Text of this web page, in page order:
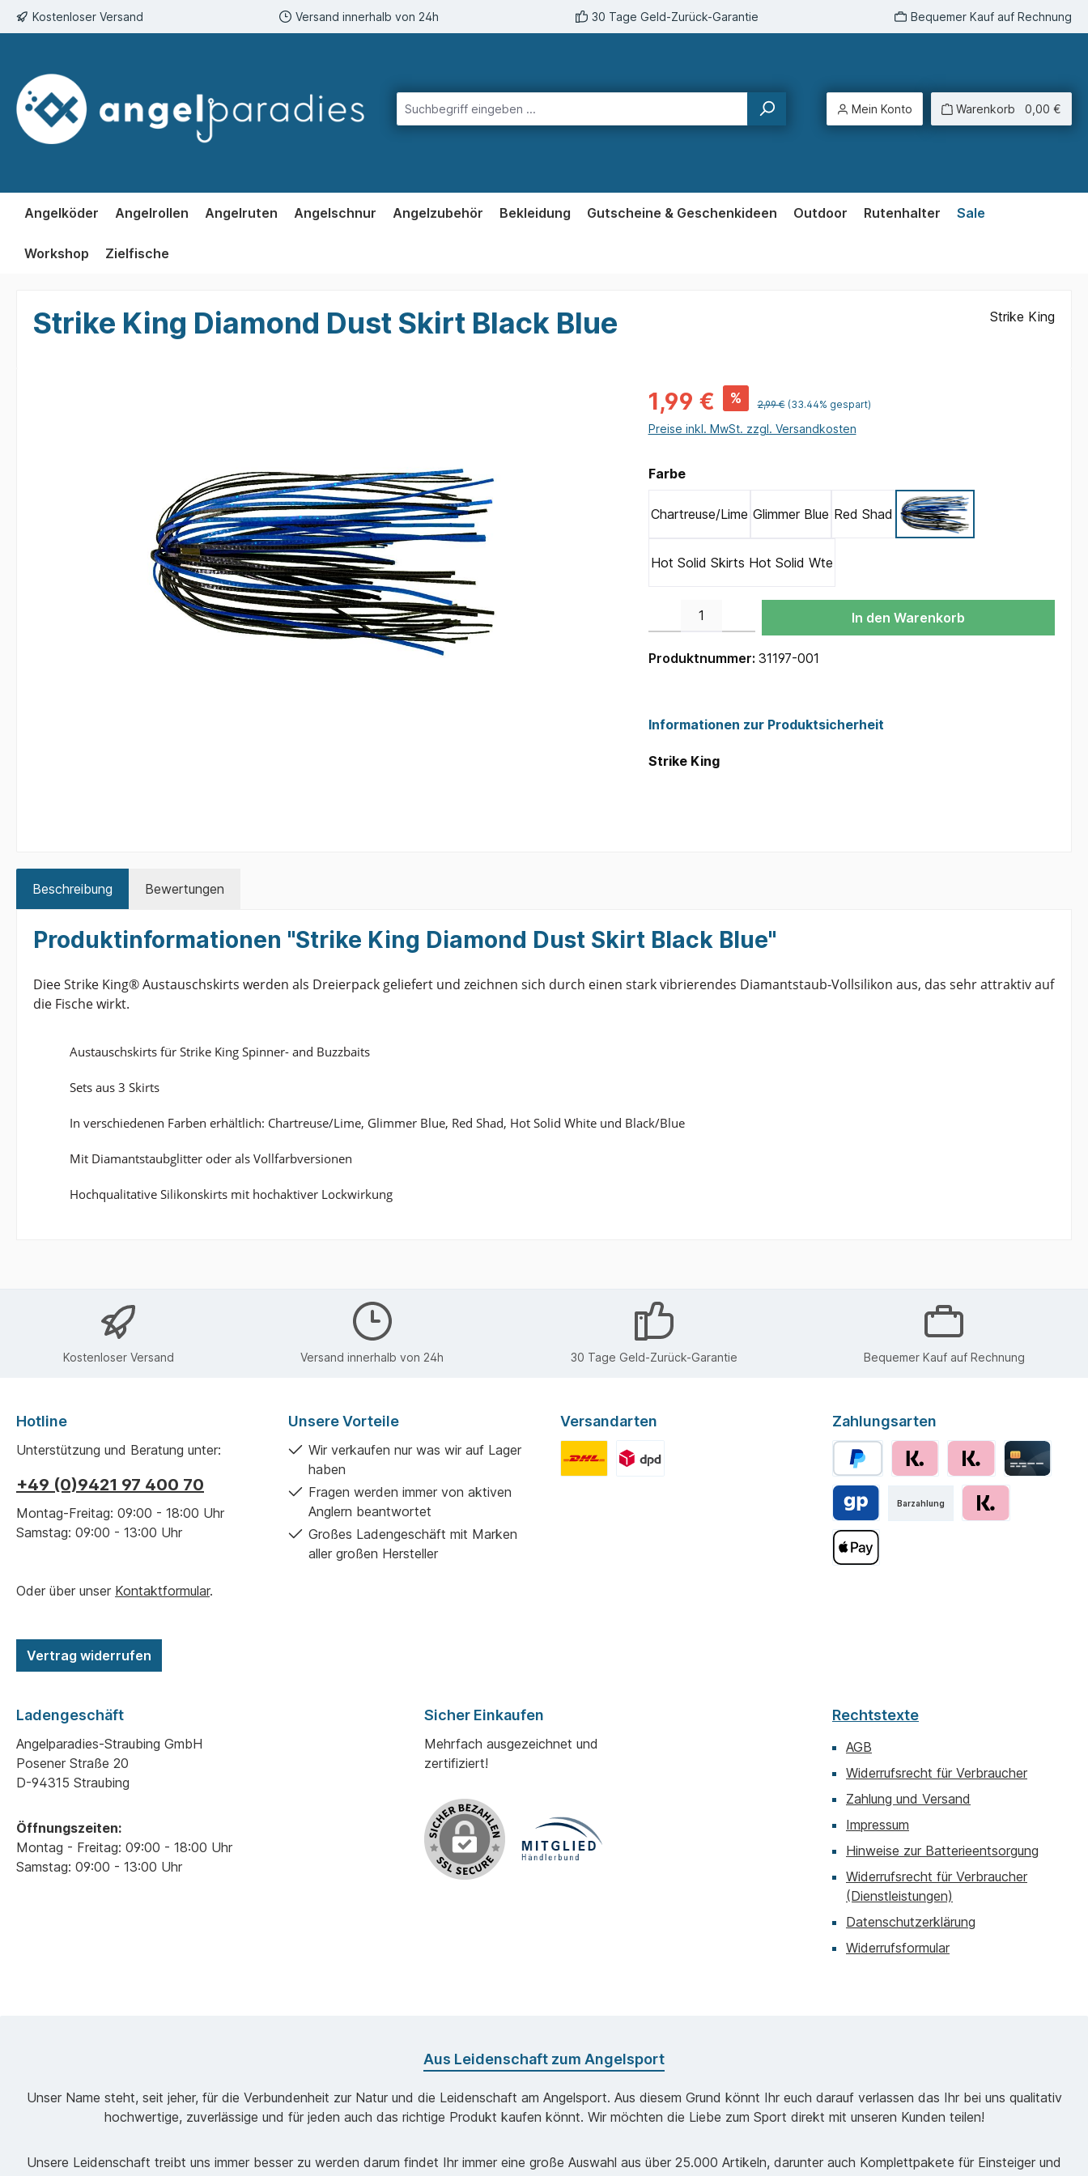
Zur Hauptnavigation springen
Kostenloser Versand Versand innerhalb von 24h 30 Tage Geld-Zurück-Garantie Bequemer Kauf auf Rechnung
Mein Konto Warenkorb 0,00 €
Angelköder Angelrollen Angelruten Angelschnur Angelzubehör Bekleidung Gutscheine & Geschenkideen Outdoor Rutenhalter Sale
Workshop Zielfische
Strike King Diamond Dust Skirt Black Blue Strike King
1,99 € % 2,99 € (33.44% gespart)
Preise inkl. MwSt. zzgl. Versandkosten
Farbeauswählen
Chartreuse/Lime Glimmer Blue Red Shad
Black Blue
Hot Solid Skirts Hot Solid Wte
In den Warenkorb
Produktnummer: 31197-001
Informationen zur Produktsicherheit
Strike King
Beschreibung Bewertungen
Produktinformationen "Strike King Diamond Dust Skirt Black Blue"
Diee Strike King® Austauschskirts werden als Dreierpack geliefert und zeichnen sich durch einen stark vibrierendes Diamantstaub-Vollsilikon aus, das sehr attraktiv auf
die Fische wirkt.
Austauschskirts für Strike King Spinner- and Buzzbaits
Sets aus 3 Skirts
In verschiedenen Farben erhältlich: Chartreuse/Lime, Glimmer Blue, Red Shad, Hot Solid White und Black/Blue
Mit Diamantstaubglitter oder als Vollfarbversionen
Hochqualitative Silikonskirts mit hochaktiver Lockwirkung
Kostenloser Versand Versand innerhalb von 24h 30 Tage Geld-Zurück-Garantie Bequemer Kauf auf Rechnung
Hotline
Unterstützung und Beratung unter:
+49 (0)9421 97 400 70
Montag-Freitag: 09:00 - 18:00 Uhr
Samstag: 09:00 - 13:00 Uhr
Oder über unser Kontaktformular.
Vertrag widerrufen
Unsere Vorteile
Wir verkaufen nur was wir auf Lager
haben
Fragen werden immer von aktiven
Anglern beantwortet
Großes Ladengeschäft mit Marken
aller großen Hersteller
Versandarten Zahlungsarten
Barzahlung
Ladengeschäft
Angelparadies-Straubing GmbH
Posener Straße 20
D-94315 Straubing
Öffnungszeiten:
Montag - Freitag: 09:00 - 18:00 Uhr
Samstag: 09:00 - 13:00 Uhr
Sicher Einkaufen
Mehrfach ausgezeichnet und
zertifiziert!
Rechtstexte
AGB
Widerrufsrecht für Verbraucher
Zahlung und Versand
Impressum
Hinweise zur Batterieentsorgung
Widerrufsrecht für Verbraucher
(Dienstleistungen)
Datenschutzerklärung
Widerrufsformular
Aus Leidenschaft zum Angelsport
Unser Name steht, seit jeher, für die Verbundenheit zur Natur und die Leidenschaft am Angelsport. Aus diesem Grund könnt Ihr euch darauf verlassen das Ihr bei uns qualitativ
hochwertige, zuverlässige und für jeden auch das richtige Produkt kaufen könnt. Wir möchten die Liebe zum Sport direkt mit unseren Kunden teilen!
Unsere Leidenschaft treibt uns immer besser zu werden darum findet Ihr immer eine große Auswahl aus über 25.000 Artikeln, darunter auch Komplettpakete für Einsteiger und